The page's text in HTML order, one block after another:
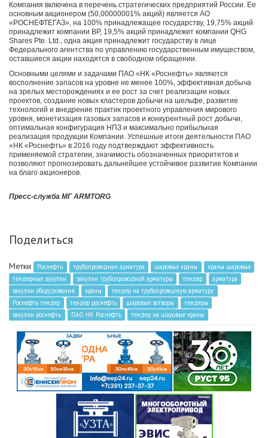
Компания включена в перечень стратегических предприятий России. Ее
основным акционером (50,00000001% акций) является АО
«РОСНЕФТЕГАЗ», на 100% принадлежащее государству, 19,75% акций
принадлежит компании BP, 19,5% акций принадлежит компании QHG
Shares Pte. Ltd., одна акция принадлежит государству в лице
Федерального агентства по управлению государственным имуществом,
оставшиеся акции находятся в свободном обращении.
Основными целями и задачами ПАО «НК «Роснефть» являются
восполнение запасов на уровне не менее 100%, эффективная добыча
на зрелых месторождениях и ее рост за счет реализации новых
проектов, создание новых кластеров добычи на шельфе, развитие
технологий и внедрение практик проектного управления мирового
уровня, монетизация газовых запасов и конкурентный рост добычи,
оптимальная конфигурация НПЗ и максимально прибыльная
реализация продукции Компании. Успешные итоги деятельности ПАО
«НК «Роснефть» в 2016 году подтверждают эффективность
применяемой стратегии, значимость обозначенных приоритетов и
позволяют прогнозировать дальнейшее устойчивое развитие Компании
на благо акционеров.
Пресс-служба МГ ARMTORG
Поделиться
Метки Роснефть трубопроводная арматура шаровые краны
краны шаровые
тендерные закупки
закупки трубопроводной арматуры тендер
арматура
закупки оборудования
краны
тендер на трубопроводную арматуру
Роснефть тендер
тендер роснефть шаровые затворы
тендеры
закупки роснефть
ПАО НК Роснефть тендер на шаровые краны